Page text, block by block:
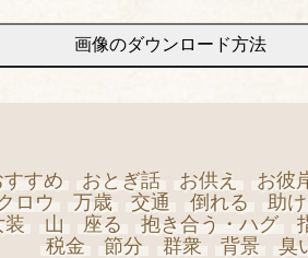
画像のダウンロード方法
すすめ おとぎ話 お供え お彼
ロウ
万歳 交通 倒れる 助
装
山 座る 抱き合う・ハグ
税金
節分 群衆 背景 臭